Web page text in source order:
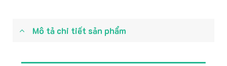
Mô tả chi tiết sản phẩm